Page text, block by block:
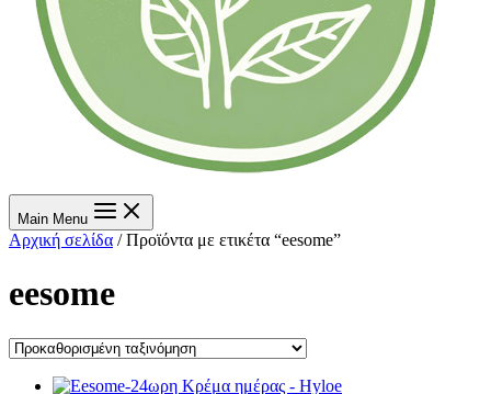
Main Menu
Αρχική σελίδα / Προϊόντα με ετικέτα “eesome”
eesome